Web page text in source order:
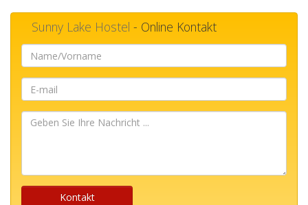
Sunny Lake Hostel - Online Kontakt
Name/Vorname
mail
Geben
Kontakt